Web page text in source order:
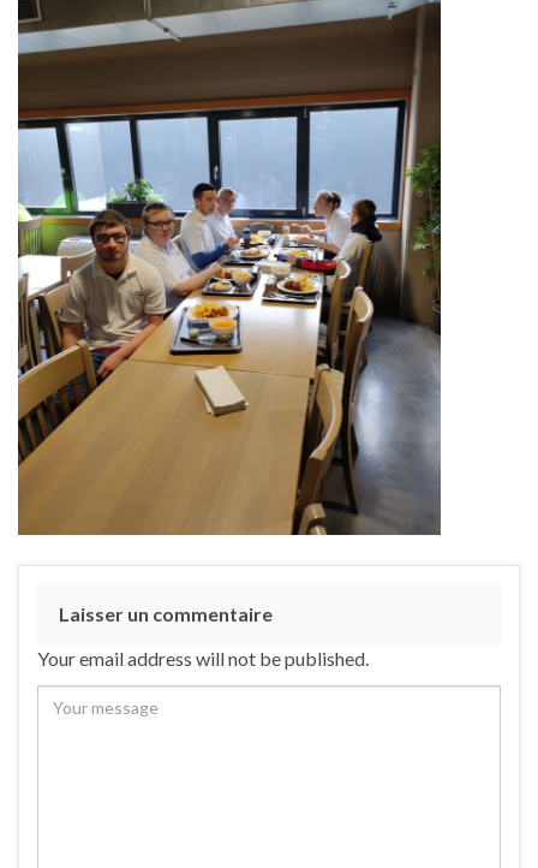
Laisser un commentaire
Your email address will not be published.